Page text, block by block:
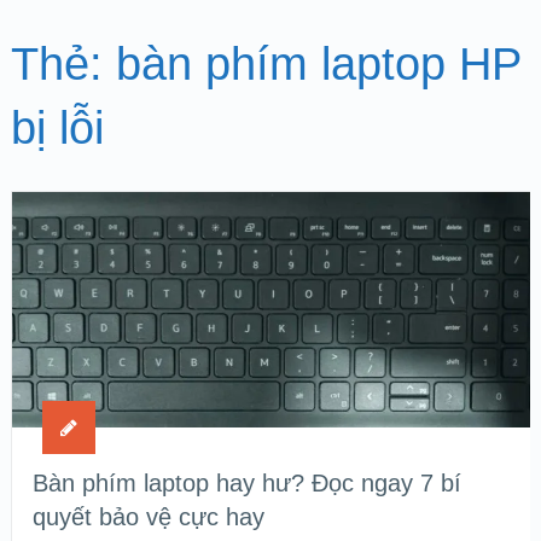
Thẻ: bàn phím laptop HP
bị lỗi
Bàn phím laptop hay hư? Đọc ngay 7 bí
quyết bảo vệ cực hay